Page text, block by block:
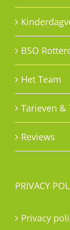
BSO
Het Team
Tarieven &
Reviews
PRIVACY
Privacy